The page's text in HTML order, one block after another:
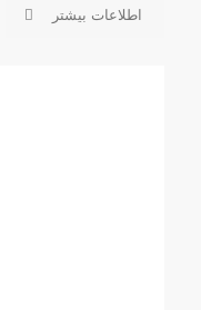
اطلاعات بیشتر